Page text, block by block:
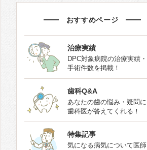
おすすめページ
治療実績
DPC対象病院の治療実績・
手術件数を掲載！
歯科Q&A
あなたの歯の悩み・疑問に
歯科医が答えてくれる！
特集記事
気になる病気について医師